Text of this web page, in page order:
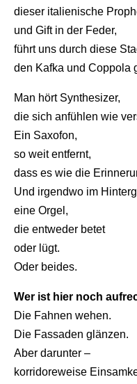
dieser italienische
und Gift in der Feder,
führt uns durch diese
den Kafka und Coppola
Man hört Synthesizer,
die sich anfühlen wie
Ein Saxofon,
so weitentfernt,
dass es wie die
Und irgendwo im
eine Orgel,
die entweder betet
oder lügt.
Oder beides.
Wer ist hier noch
Die Fahnen wehen.
Die Fassaden glänzen.
Aber darunter –
korridoreweise